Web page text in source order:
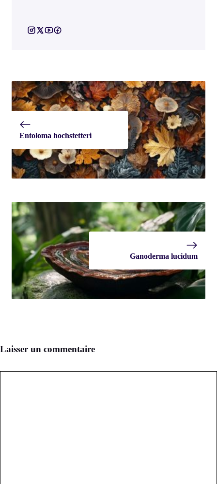
Entoloma hochstetteri
Ganoderma lucidum
Laisser un commentaire